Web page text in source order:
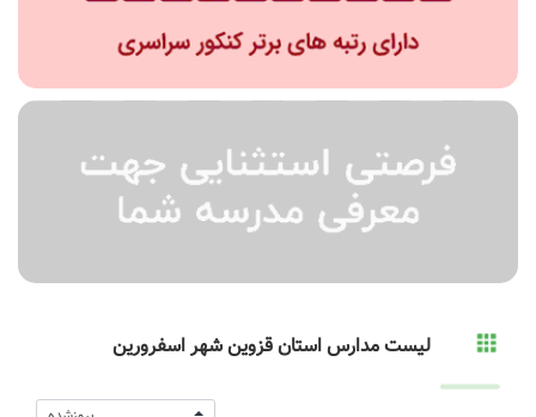
پیش دبستانی
لیست مدارس استان قزوین شهر اسفرورین